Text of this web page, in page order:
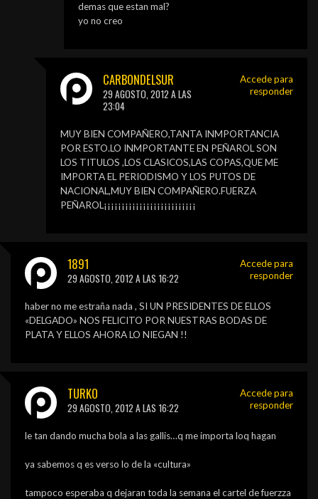
demas que estan mal?
yo no creo
CARBONDELSUR
29 AGOSTO, 2012 A LAS
23:04
MUY BIEN COMPAÑERO,TANTA INMPORTANCIA
POR ESTO.LO INMPORTANTE EN PEÑAROL SON
LOS TITULOS ,LOS CLASICOS,LAS COPAS,QUE ME
IMPORTA EL PERIODISMO Y LOS PUTOS DE
NACIONAL,MUY BIEN COMPAÑERO.FUERZA
PEÑAROL¡¡¡¡¡¡¡¡¡¡¡¡¡¡¡¡¡¡¡¡¡¡¡¡¡¡
Accede para
responder
1891
29 AGOSTO, 2012 A LAS 16:22
haber no me estraña nada , SI UN PRESIDENTES DE ELLOS
«DELGADO» NOS FELICITO POR NUESTRAS BODAS DE
PLATA Y ELLOS AHORA LO NIEGAN !!
Accede para
responder
TURKO
29 AGOSTO, 2012 A LAS 16:22
le tan dando mucha bola a las gallis…q me importa loq hagan
ya sabemos q es verso lo de la «cultura»
tampoco esperaba q dejaran toda la semana el cartel de fuerzza
Accede para
responder